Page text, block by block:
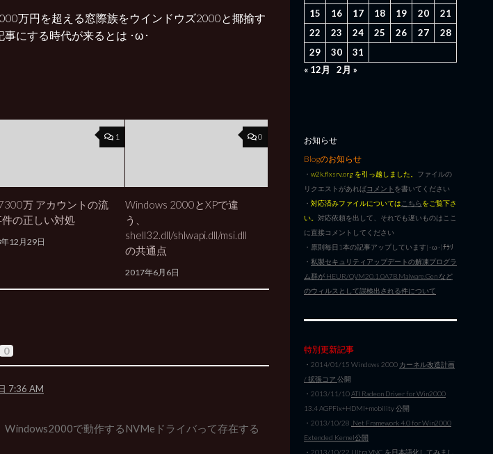
万円を超える窓際族をウインドウズ2000と揶揄す
にする時代が来るとは ･ω･
1
万 アカウントの流
件の正しい対処
12月29日
0
Windows 2000とXPで違
う、
shell32.dll/shlwapi.dll/msi.dll
の共通点
2017年6月6日
0
7:36 AM
Windows2000で動作するNVMeドライバって存在する
15
16 17 18 19 20
21
22
23 24 25 26 27
28
29
30
31
« 12月
2月 »
お知らせ
Blogのお知らせ
・ w2k.flxsrv.org を引っ越しました。 ファイルの
リクエストがあればコメント を書いてください
・ 対応済みファイルについては こちらをご覧下さ
い。 対応依頼を出して、それでも遅いものはここ
に直接コメントしてください
・原則毎日1本の記事アップしています|･ω･)ﾁﾗﾘ
・ 私製セキュリティアップデートの解凍プログラ
ム群が HEUR/QVM20.1.0A7B.Malware.Gen など
のウィルスとして誤検出される件について
特別更新記事
・2014/01/15 Windows 2000 カーネル改造計画
/ 拡張コア 公開
・2013/11/10ATI Radeon Driver for Win2000
13.4 AGPFix+HDMI+mobility 公開
・2013/10/28 .Net Framework 4.0 for Win2000
Extended Kernel公開
・2013/10/22 Ultra VNC を日本語化してみまし